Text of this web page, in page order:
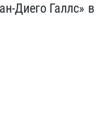
Диего Галлс» в